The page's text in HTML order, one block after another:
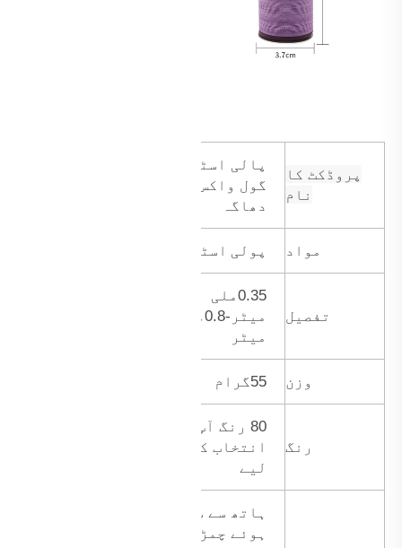
پروڈکٹ کا
نام
پالی اسٹر
گول واکس والا
دھاگہ
مواد پولی اسٹر
تفصیل
0.35ملی
میٹر-0.8ملی
میٹر
وزن 55گرام
رنگ
80 رنگ آپ کے
انتخاب کے
لیے
ہاتھ سے سیے
ہوئے چمڑے کے